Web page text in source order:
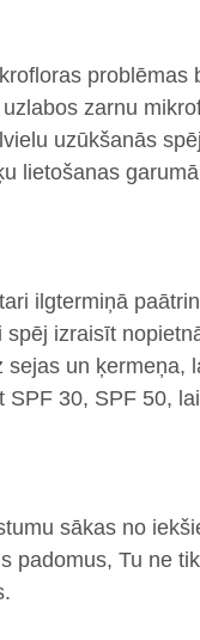
problēmas
zarnu
uzūkšanās
lietošanas
ilgtermiņā
izraisīt
un ķermeņa,
30, SPF 50,
sākas no
padomus, Tu ne